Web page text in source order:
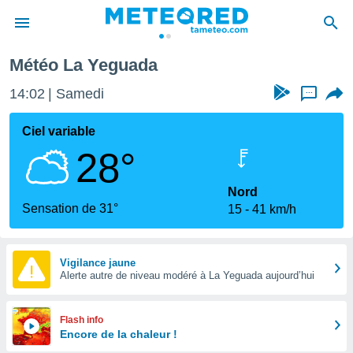
de
Météo La Yeguada
14:02 Samedi ...
Ciel variable
28°
Sensation de 31°
Nord
15
41 km/h
Vigilance jaune
Alerte autre de niveau modéré à La Yeguada aujourd’hui
Flash info
Encore de la chaleur !